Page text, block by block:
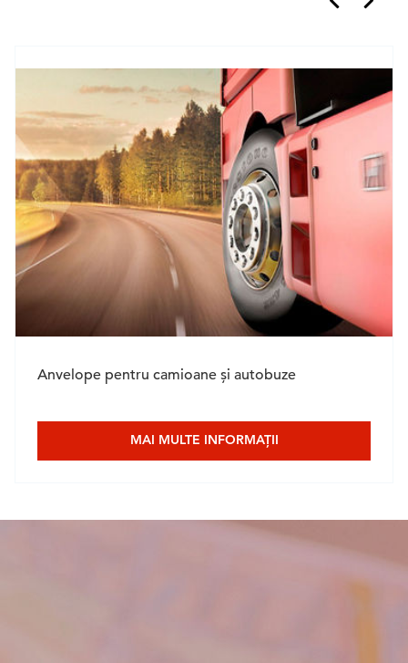
Anvelope pentru camioane și autobuze
MAI MULTE INFORMAȚII